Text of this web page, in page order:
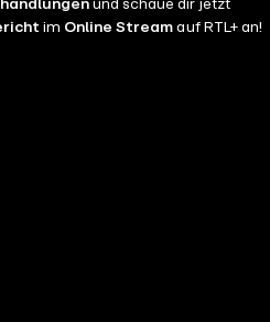
und schaue dir jetzt
im Online Stream auf RTL+ an!